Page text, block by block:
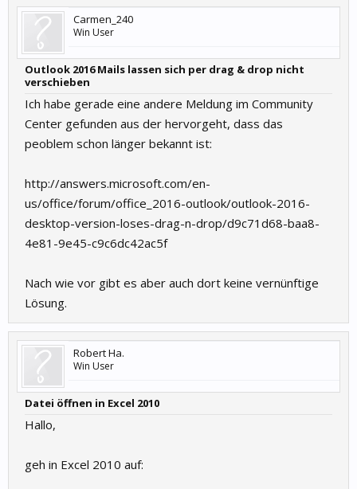
Carmen_240
Win User
Outlook 2016 Mails lassen sich per drag & drop nicht
verschieben
Ich habe gerade eine andere Meldung im Community
Center gefunden aus der hervorgeht, dass das
peoblem schon länger bekannt ist:
http://answers.microsoft.com/en-
us/office/forum/office_2016-outlook/outlook-2016-
desktop-version-loses-drag-n-drop/d9c71d68-baa8-
4e81-9e45-c9c6dc42ac5f
Nach wie vor gibt es aber auch dort keine vernünftige
Lösung.
Robert Ha.
Win User
Datei öffnen in Excel 2010
Hallo,
geh in Excel 2010 auf: